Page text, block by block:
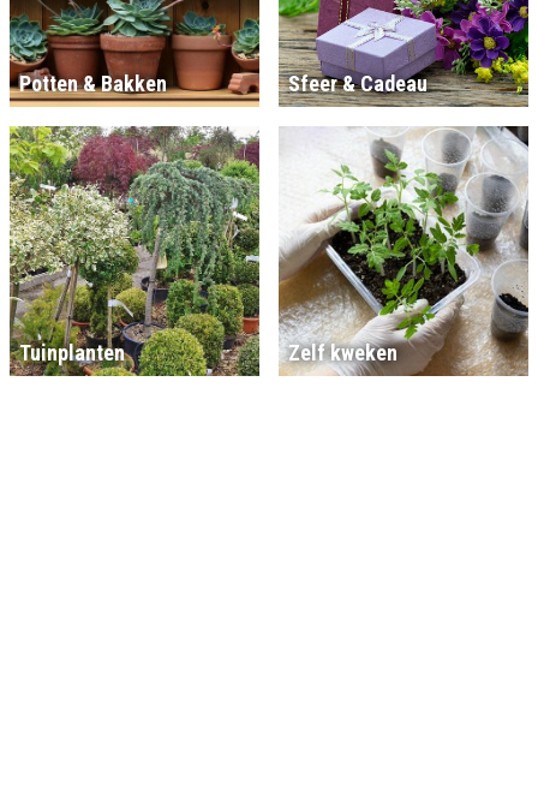
Potten & Bakken Sfeer & Cadeau
Tuinplanten Zelf kweken